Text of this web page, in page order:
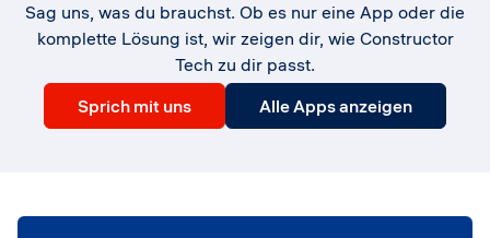
Sag uns, was du brauchst. Ob es nur eine App oder die
komplette Lösung ist, wir zeigen dir, wie Constructor
Tech zu dir passt.
Sprich mit uns
Alle Apps anzeigen